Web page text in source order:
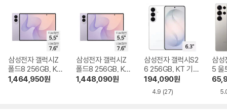
삼성전자 갤럭시Z
폴드8 256GB, KT
기기변경 완납
1,464,950원
삼성전자 갤럭시Z
폴드8 256GB, KT
번호이동 완납
1,448,090원
삼성전자 갤럭시S2
6 256GB, KT 기기
변경 완납
194,090원
4.9 (27)
삼성
5 울
KT